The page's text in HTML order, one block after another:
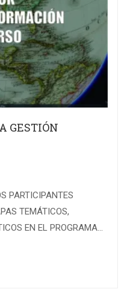
GESTIÓN
PARTICIPANTES
TEMÁTICOS,
EN EL PROGRAMA
A Tratar